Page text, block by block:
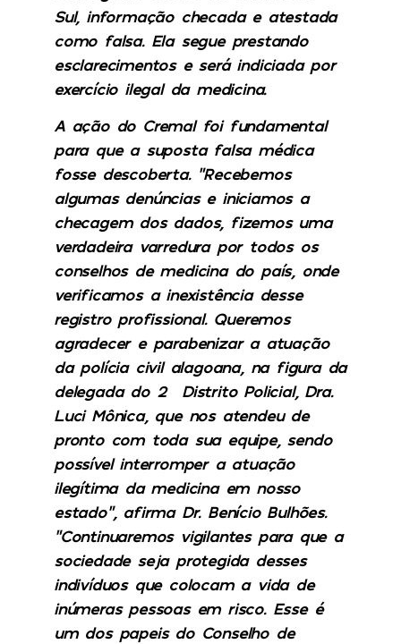
Sul, informação checada e atestada
como falsa. Ela segue prestando
esclarecimentos e será indiciada por
exercício ilegal da medicina.
A ação do Cremal foi fundamental
para que a suposta falsa médica
fosse descoberta. “Recebemos
algumas denúncias e iniciamos a
checagem dos dados, fizemos uma
verdadeira varredura por todos os
conselhos de medicina do país, onde
verificamos a inexistência desse
registro profissional. Queremos
agradecer e parabenizar a atuação
da polícia civil alagoana, na figura da
delegada do 2° Distrito Policial, Dra.
Luci Mônica, que nos atendeu de
pronto com toda sua equipe, sendo
possível interromper a atuação
ilegítima da medicina em nosso
estado”, afirma Dr. Benício Bulhões.
“Continuaremos vigilantes para que a
sociedade seja protegida desses
indivíduos que colocam a vida de
inúmeras pessoas em risco. Esse é
um dos papeis do Conselho de